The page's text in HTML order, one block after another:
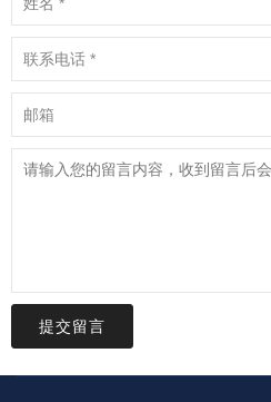
提交留言